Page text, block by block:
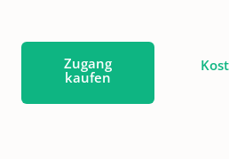
Zugang
kaufen